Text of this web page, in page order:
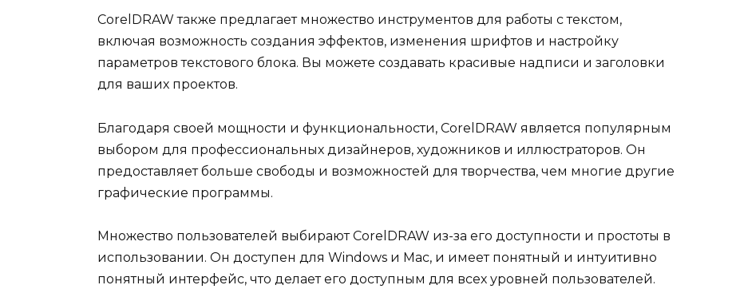
CorelDRAW также предлагает множество инструментов для работы с текстом,
включая возможность создания эффектов, изменения шрифтов и настройку
параметров текстового блока. Вы можете создавать красивые надписи и заголовки
для ваших проектов.
Благодаря своей мощности и функциональности, CorelDRAW является популярным
выбором для профессиональных дизайнеров, художников и иллюстраторов. Он
предоставляет больше свободы и возможностей для творчества, чем многие другие
графические программы.
Множество пользователей выбирают CorelDRAW из-за его доступности и простоты в
использовании. Он доступен для Windows и Mac, и имеет понятный и интуитивно
понятный интерфейс, что делает его доступным для всех уровней пользователей.